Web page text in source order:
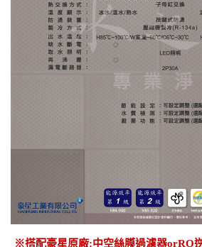
※搭配豪星原廠:中空絲膜過濾器orRO